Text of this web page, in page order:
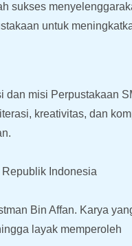
sukses
untuk
dan misi Perpustakaan
kreativitas, dan
Indonesia
Bin Affan. Karya
layak memperoleh